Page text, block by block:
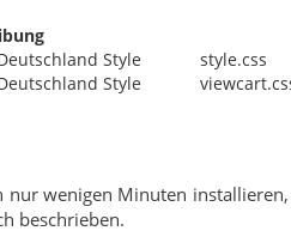
Style
style.css
Style
nur wenigen Minuten
beschrieben.